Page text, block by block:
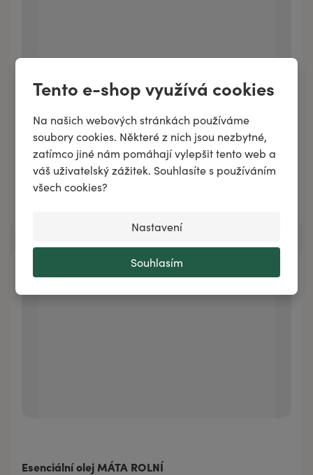
Tento e-shop využívá cookies
Na našich webových stránkách používáme
soubory cookies. Některé z nich jsou nezbytné,
zatímco jiné nám pomáhají vylepšit tento web a
váš uživatelský zážitek. Souhlasíte s používáním
všech cookies?
Nastavení
Souhlasím
Esenciální olej MANUKA
Esenciální olej MÁTA ROLNÍ